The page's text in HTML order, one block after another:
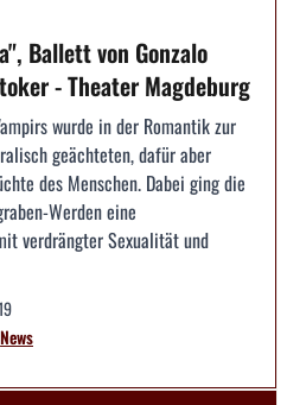
Ballett von Gonzalo
- Theater Magdeburg
wurde in der Romantik zur
geächteten, dafür aber
des Menschen. Dabei ging die
Werden eine
verdrängter Sexualität und
News